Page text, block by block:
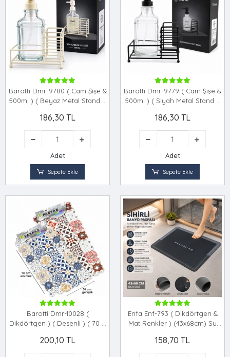
Barotti Dmr-9780 ( Cam Şişe &
500ml ) ( Beyaz Metal Stand &
Seti*24
186,30 TL
Adet
Sepete Ekle
Barotti Dmr-9779 ( Cam Şişe &
500ml ) ( Siyah Metal Stand &
Seti*24
186,30 TL
Adet
Sepete Ekle
Barotti Dmr-10028 (
Dikdörtgen ) ( Desenli ) ( 70 X
Kaydırmaz Banyo & Küvet
Paspas*60
200,10 TL
Enfa Enf-793 ( Dikdörtgen &
Mat Renkler ) (43x68cm) Su
Elastik )*60
158,70 TL